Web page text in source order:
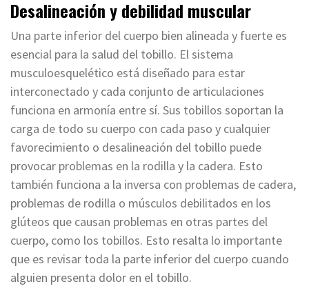
Desalineación y debilidad muscular
Una parte inferior del cuerpo bien alineada y fuerte es
esencial para la salud del tobillo. El sistema
musculoesquelético está diseñado para estar
interconectado y cada conjunto de articulaciones
funciona en armonía entre sí. Sus tobillos soportan la
carga de todo su cuerpo con cada paso y cualquier
favorecimiento o desalineación del tobillo puede
provocar problemas en la rodilla y la cadera. Esto
también funciona a la inversa con problemas de cadera,
problemas de rodilla o músculos debilitados en los
glúteos que causan problemas en otras partes del
cuerpo, como los tobillos. Esto resalta lo importante
que es revisar toda la parte inferior del cuerpo cuando
alguien presenta dolor en el tobillo.